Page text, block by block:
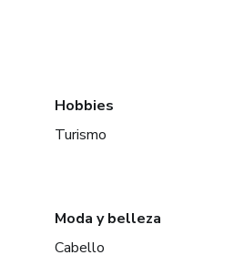
Hobbies
Turismo
Moda y belleza
Cabello